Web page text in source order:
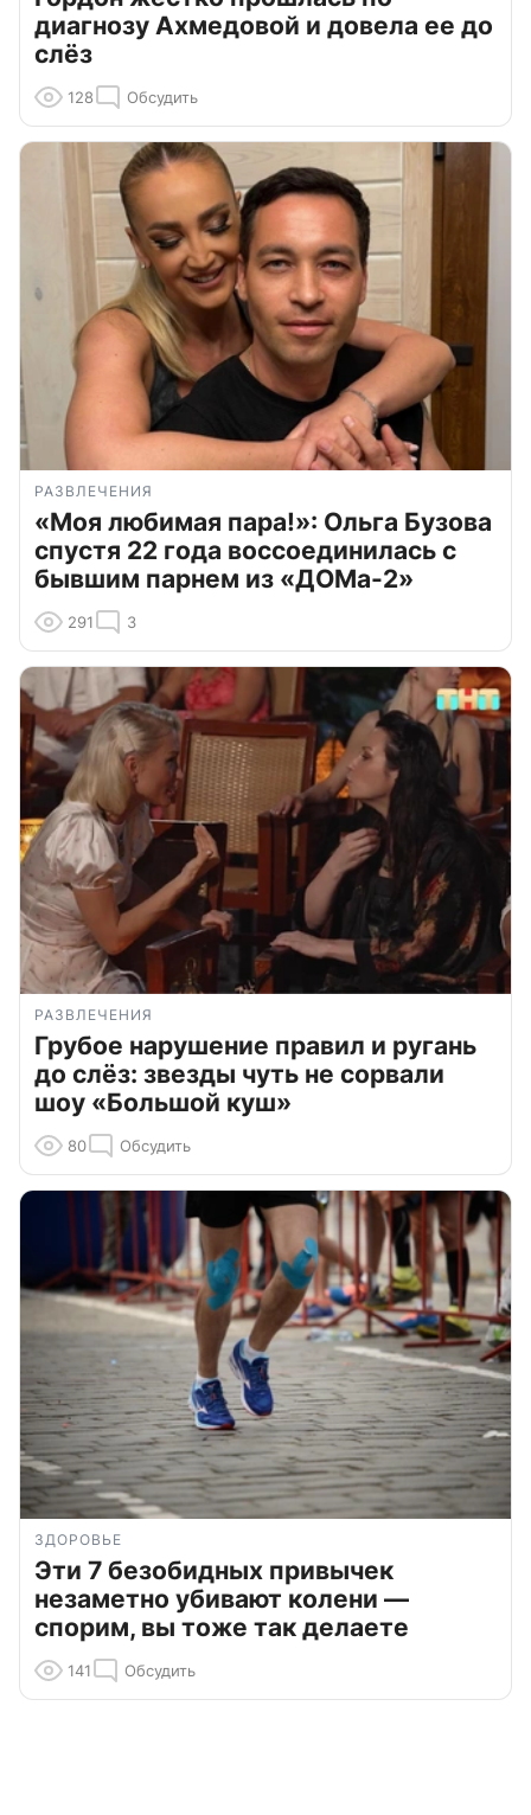
диагнозу Ахмедовой и довела ее до
слёз
128 Обсудить
РАЗВЛЕЧЕНИЯ
«Моя любимая пара!»: Ольга Бузова
спустя 22 года воссоединилась с
бывшим парнем из «ДОМа-2»
291 3
РАЗВЛЕЧЕНИЯ
Грубое нарушение правил и ругань
до слёз: звезды чуть не сорвали
шоу «Большой куш»
80 Обсудить
ЗДОРОВЬЕ
Эти 7 безобидных привычек
незаметно убивают колени —
спорим, вы тоже так делаете
141 Обсудить